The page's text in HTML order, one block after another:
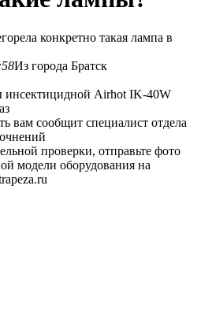
конкретно такая лампа в
Из города Братск
Airhot IK-40W
вам сообщит специалист отдела
проверки, отправьте фото
модели оборудования на